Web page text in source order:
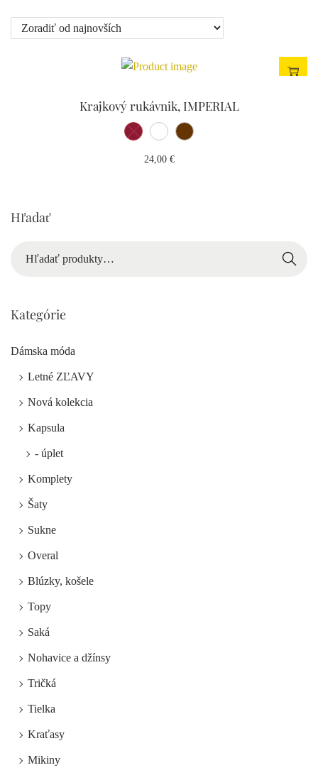
Krajkový rukávnik, IMPERIAL
24,00 €
Hľadať
Hľadať
Kategórie
Dámska móda
Letné ZĽAVY
Nová kolekcia
Kapsula
- úplet
Komplety
Šaty
Sukne
Overal
Blúzky, košele
Topy
Saká
Nohavice a džínsy
Tričká
Tielka
Kraťasy
Mikiny